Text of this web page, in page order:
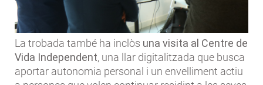
La trobada també ha inclòs una visita al Centre de
Vida Independent, una llar digitalitzada que busca
aportar autonomia personal i un envelliment actiu